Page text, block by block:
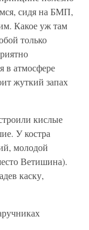
сидя на БМП,
Какое уж там
только
в атмосфере
жуткий запах
кислые
У костра
молодой
Ветишина).
каску,